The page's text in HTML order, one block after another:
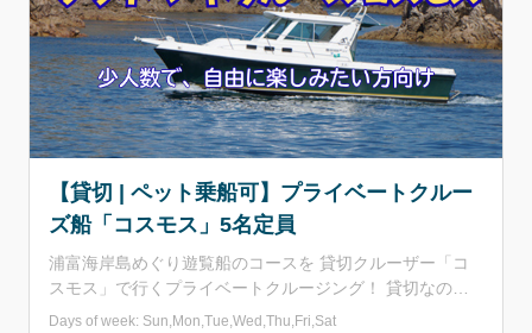
【貸切 | ペット乗船可】プライベートクルー
ズ船「コスモス」5名定員
浦富海岸島めぐり遊覧船のコースを 貸切クルーザー「コ
スモス」で行くプライベートクルージング！ 貸切なので
周りも気にせず、ご家族やご夫婦、カップルやすてきな仲
Days of week: Sun,Mon,Tue,Wed,Thu,Fri,Sat